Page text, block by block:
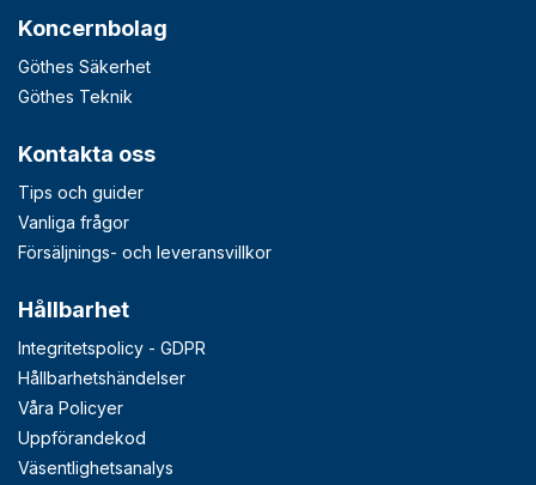
Koncernbolag
Göthes Säkerhet
Göthes Teknik
Kontakta oss
Tips och guider
Vanliga frågor
Försäljnings- och leveransvillkor
Hållbarhet
Integritetspolicy - GDPR
Hållbarhetshändelser
Våra Policyer
Uppförandekod
Väsentlighetsanalys